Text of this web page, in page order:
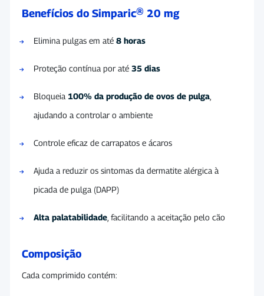
Benefícios do Simparic® 20 mg
Elimina pulgas em até 8 horas
Proteção contínua por até 35 dias
Bloqueia 100% da produção de ovos de pulga
ajudando a controlar o ambiente
Controle eficaz de carrapatos e ácaros
Ajuda a reduzir os sintomas da dermatite alérgica à
picada de pulga (DAPP)
Alta palatabilidade , facilitando a aceitação pelo cão
Composição
Cada comprimido contém: